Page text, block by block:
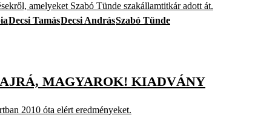
amelyeket Szabó Tünde szakállamtitkár adott át.
Decsi TamásDecsi AndrásSzabó Tünde
MAGYAROK! KIADVÁNY
2010 óta elért eredményeket.